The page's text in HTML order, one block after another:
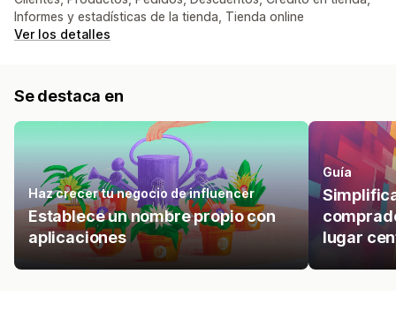
Informes y estadísticas de la tienda, Tienda online
Ver los detalles
Se destaca en
Haz crecer tu negocio de influencer
Establece un nombre propio con
aplicaciones
Guía
lugar